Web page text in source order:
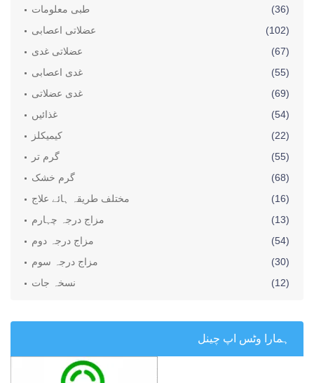
طبی معلومات
(36)
عضلاتی اعصابی
(102)
عضلاتی غدی
(67)
غدی اعصابی
(55)
غدی عضلاتی
(69)
غذائیں
(54)
کیمیکلز
(22)
گرم تر
(55)
گرم خشک
(68)
مختلف طریقہ ہائے علاج
(16)
مزاج درجہ چہارم
(13)
مزاج درجہ دوم
(54)
مزاج درجہ سوم
(30)
نسخہ جات
(12)
ہمارا وٹس اپ چینل